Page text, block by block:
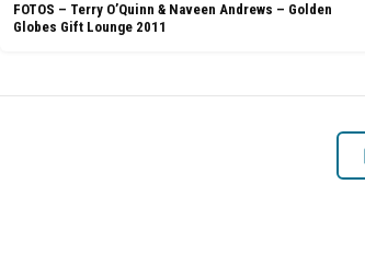
FOTOS – Terry O’Quinn & Naveen Andrews – Golden
Globes Gift Lounge 2011